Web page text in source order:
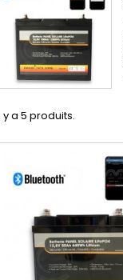
y a 5 produits.